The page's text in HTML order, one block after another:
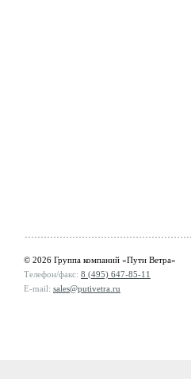
© 2026 Группа компаний «Пути Ветра»
Телефон/факс: 8 (495) 647-85-11
E-mail: sales@putivetra.ru